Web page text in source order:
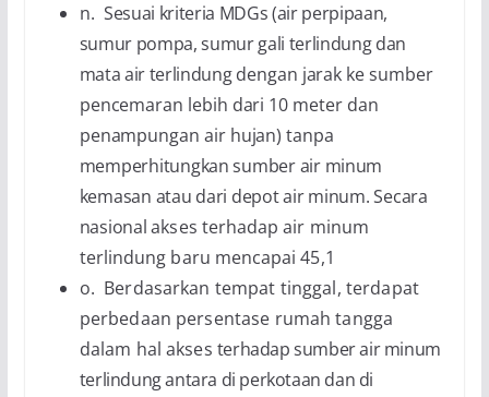
n. Sesuai kriteria MDGs (air perpipaan,
sumur pompa, sumur gali terlindung dan
mata air terlindungdengan jarak ke sumber
pencemaran lebih dari 10 meter dan
penampungan air hujan) tanpa
memperhitungkan sumber air minum
kemasan atau dari depot air minum. Secara
nasionalakses terhadap air minum
terlindung baru mencapai 45,1
o. Berdasarkan tempat tinggal, terdapat
perbedaan persentase rumah tangga
dalam hal akses terhadap sumber air minum
terlindung antara di perkotaan dan di